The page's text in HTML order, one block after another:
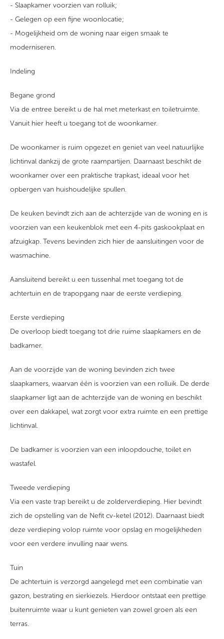
- Slaapkamer voorzien van rolluik;
- Gelegen op een fijne woonlocatie;
- Mogelijkheid om de woning naar eigen smaak te
moderniseren.
Indeling
Begane grond
Via de entree bereikt u de hal met meterkast en toiletruimte.
Vanuit hier heeft u toegang tot de woonkamer.
De woonkamer is ruim opgezet en geniet van veel natuurlijke
lichtinval dankzij de grote raampartijen. Daarnaast beschikt de
woonkamer over een praktische trapkast, ideaal voor het
opbergen van huishoudelijke spullen.
De keuken bevindt zich aan de achterzijde van de woning en is
voorzien van een keukenblok met een 4-pits gaskookplaat en
afzuigkap. Tevens bevinden zich hier de aansluitingen voor de
wasmachine.
Aansluitend bereikt u een tussenhal met toegang tot de
achtertuin en de trapopgang naar de eerste verdieping.
Eerste verdieping
De overloop biedt toegang tot drie ruime slaapkamers en de
badkamer.
Aan de voorzijde van de woning bevinden zich twee
slaapkamers, waarvan één is voorzien van een rolluik. De derde
slaapkamer ligt aan de achterzijde van de woning en beschikt
over een dakkapel, wat zorgt voor extra ruimte en een prettige
lichtinval.
De badkamer is voorzien van een inloopdouche, toilet en
wastafel.
Tweede verdieping
Via een vaste trap bereikt u de zolderverdieping. Hier bevindt
zich de opstelling van de Nefit cv-ketel (2012). Daarnaast biedt
deze verdieping volop ruimte voor opslag en mogelijkheden
voor een verdere invulling naar wens.
Tuin
De achtertuin is verzorgd aangelegd met een combinatie van
gazon, bestrating en sierkiezels. Hierdoor ontstaat een prettige
buitenruimte waar u kunt genieten van zowel groen als een
terras.